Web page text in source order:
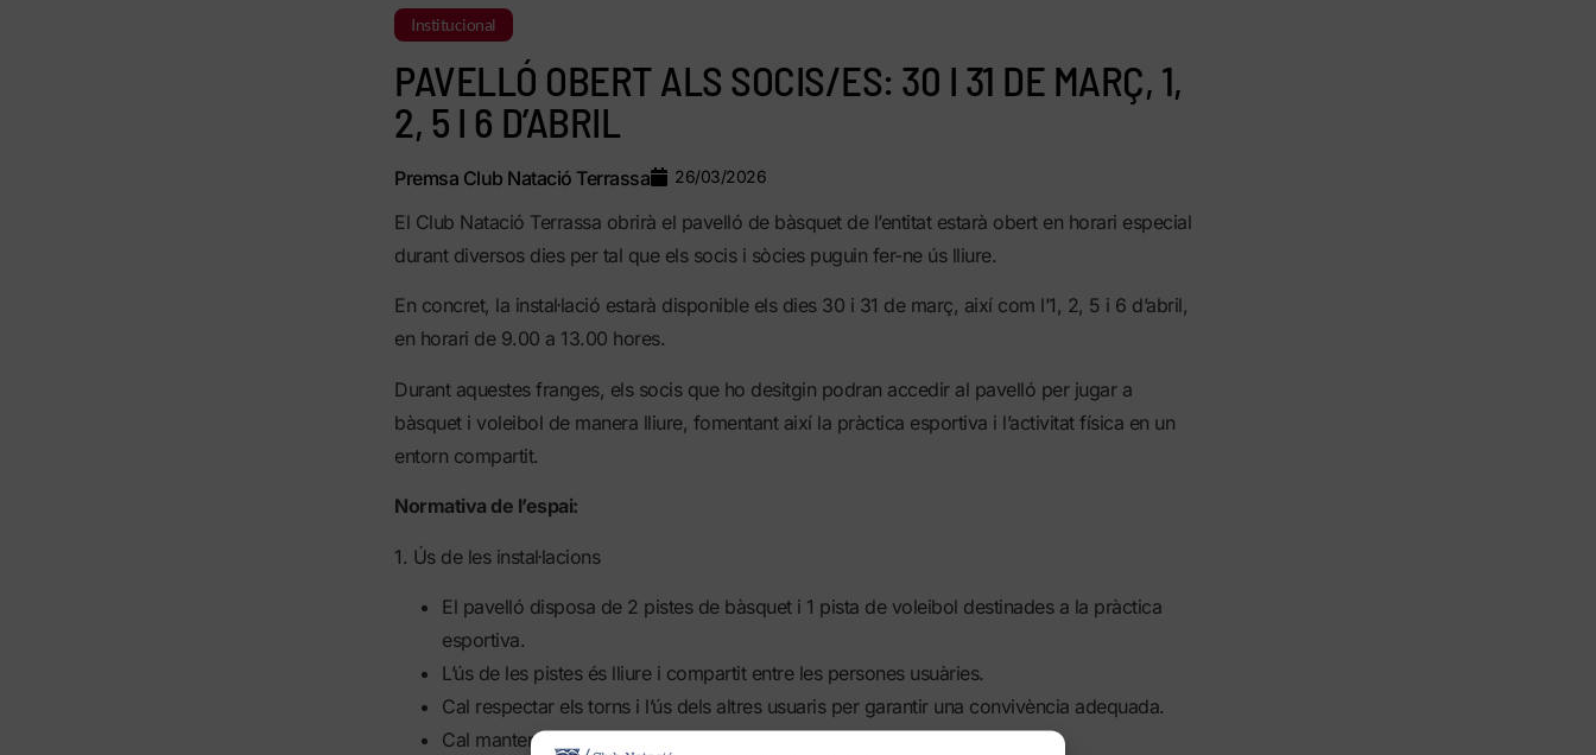
Institucional
PAVELLÓ OBERT ALS SOCIS/ES: 30 I 31 DE MARÇ, 1,
2, 5 I 6 D’ABRIL
Premsa Club Natació Terrassa 26/03/2026
El Club Natació Terrassa obrirà el pavelló de bàsquet de l’entitat estarà obert en horari especial
durant diversos dies per tal que els socis i sòcies puguin fer-ne ús lliure.
En concret, la instal·lació estarà disponible els dies 30 i 31 de març, així com l’1, 2, 5 i 6 d’abril,
en horari de 9.00 a 13.00 hores.
Durant aquestes franges, els socis que ho desitgin podran accedir al pavelló per jugar a
bàsquet i voleibol de manera lliure, fomentant així la pràctica esportiva i l’activitat física en un
entorn compartit.
Normativa de l’espai:
1. Ús de les instal·lacions
El pavelló disposa de 2 pistes de bàsquet i 1 pista de voleibol destinades a la pràctica
esportiva.
L’ús de les pistes és lliure i compartit entre les persones usuàries.
Cal respectar els torns i l’ús dels altres usuaris per garantir una convivència adequada.
Cal mantenir una actitud respectuosa amb les altres persones usuàries.